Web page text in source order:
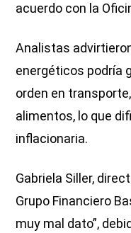
acuerdo con la
Analistas
energéticos podría
orden en
alimentos, lo que
inflacionaria.
Gabriela Siller,
Grupo Financiero
muy mal dato”,